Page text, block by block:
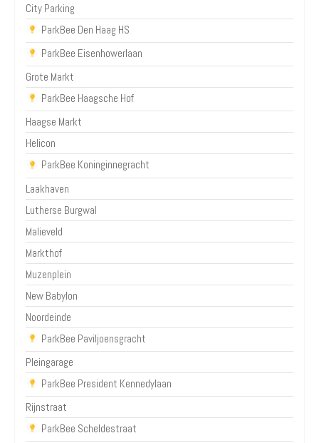
City Parking
ParkBee Den Haag HS
ParkBee Eisenhowerlaan
Grote Markt
ParkBee Haagsche Hof
Haagse Markt
Helicon
ParkBee Koninginnegracht
Laakhaven
Lutherse Burgwal
Malieveld
Markthof
Muzenplein
New Babylon
Noordeinde
ParkBee Paviljoensgracht
Pleingarage
ParkBee President Kennedylaan
Rijnstraat
ParkBee Scheldestraat